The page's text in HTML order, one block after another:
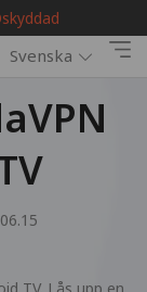
Svenska